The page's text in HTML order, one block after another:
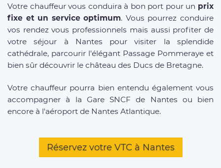
Votre chauffeur vous conduira à bon port pour un prix
fixe et un service optimum. Vous pourrez conduire
vos rendez vous professionnels mais aussi profiter de
votre séjour à Nantes pour visiter la splendide
cathédrale, parcourir l'élégant Passage Pommeraye et
bien sûr découvrir le château des Ducs de Bretagne.
Votre chauffeur pourra bien entendu également vous
accompagner à la Gare SNCF de Nantes ou bien
encore à l'aéroport de Nantes Atlantique.
Réservez votre VTC à Nantes